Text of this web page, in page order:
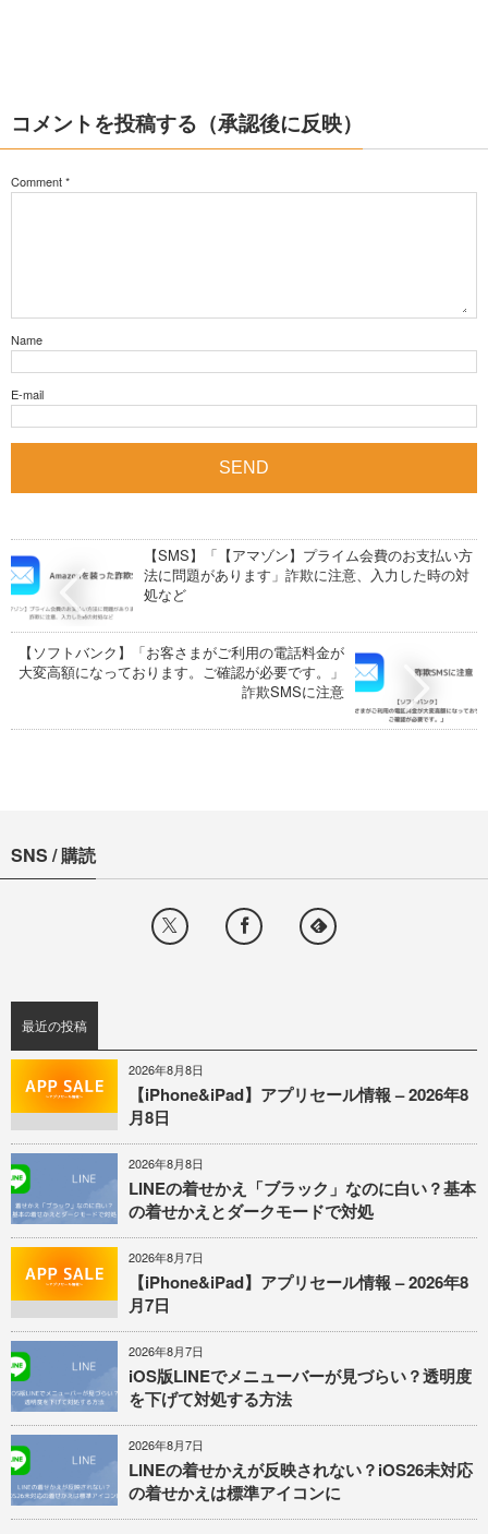
コメントを投稿する（承認後に反映）
Comment*
Name
E-mail
【SMS】「【アマゾン】プライム会費のお支払い方
法に問題があります」詐欺に注意、入力した時の対
処など
【ソフトバンク】「お客さまがご利用の電話料金が
大変高額になっております。ご確認が必要です。」
詐欺SMSに注意
SNS / 購読
最近の投稿
2026年8月8日
【iPhone&iPad】アプリセール情報 – 2026年8
月8日
2026年8月8日
LINEの着せかえ「ブラック」なのに白い？基本
の着せかえとダークモードで対処
2026年8月7日
【iPhone&iPad】アプリセール情報 – 2026年8
月7日
2026年8月7日
iOS版LINEでメニューバーが見づらい？透明度
を下げて対処する方法
2026年8月7日
LINEの着せかえが反映されない？iOS26未対応
の着せかえは標準アイコンに